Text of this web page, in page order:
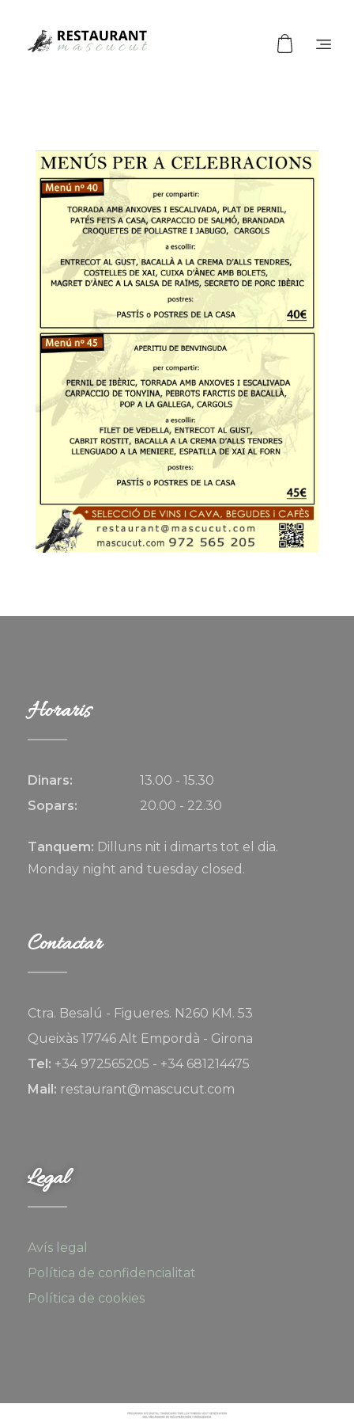
Horaris
Dinars:
13.00 - 15.30
Sopars:
20.00 - 22.30
Tanquem: Dilluns nit i dimarts tot el dia.
Monday night and tuesday closed.
Contactar
Ctra. Besalú - Figueres. N260 KM. 53
Queixàs 17746 Alt Empordà - Girona
Tel: +34 972565205 - +34 681214475
Mail: restaurant@mascucut.com
Legal
Avís legal
Política de confidencialitat
Política de cookies